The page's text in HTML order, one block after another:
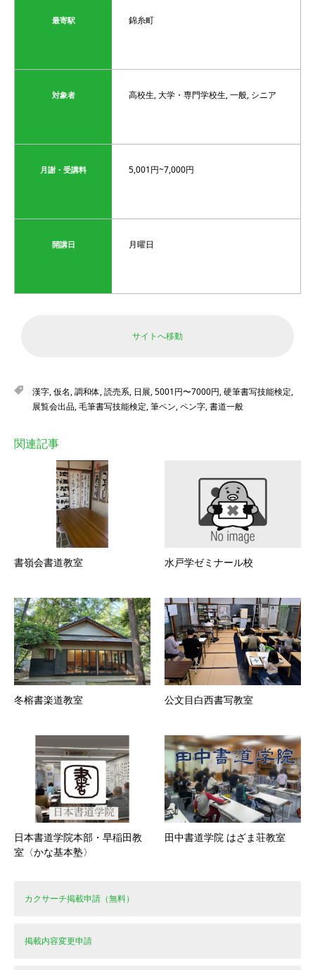
最寄駅 錦糸町
対象者 高校生, 大学・専門学校生, 一般, シニア
月謝・受講料 5,001円~7,000円
開講日 月曜日
サイトへ移動
漢字,仮名,調和体,読売系, 日展,5001円〜7000円,硬筆書写技能検定,
展覧会出品,毛筆書写技能検定,筆ペン,ペン字,書道一般
関連記事
書嶺会書道教室 水戸学ゼミナール校
冬榕書楽道教室 公文目白西書写教室
日本書道学院本部・早稲田教
室〈かな基本塾〉
田中書道学院 はざま荘教室
カクサーチ掲載申請（無料）
掲載内容変更申請